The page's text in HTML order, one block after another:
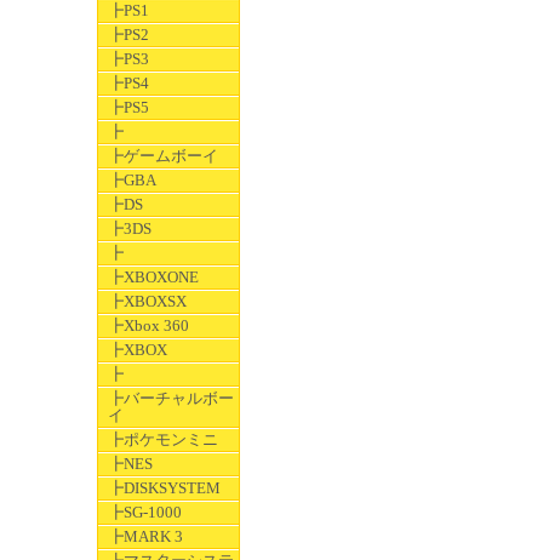
┣PS1
┣PS2
┣PS3
┣PS4
┣PS5
┣
┣ゲームボーイ
┣GBA
┣DS
┣3DS
┣
┣XBOXONE
┣XBOXSX
┣Xbox 360
┣XBOX
┣
┣バーチャルボー
イ
┣ポケモンミニ
┣NES
┣DISKSYSTEM
┣SG-1000
┣MARK 3